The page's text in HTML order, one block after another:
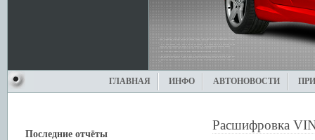
ГЛАВНАЯ ИНФО АВТОНОВОСТИ
Последние отчёты
Расшифровка